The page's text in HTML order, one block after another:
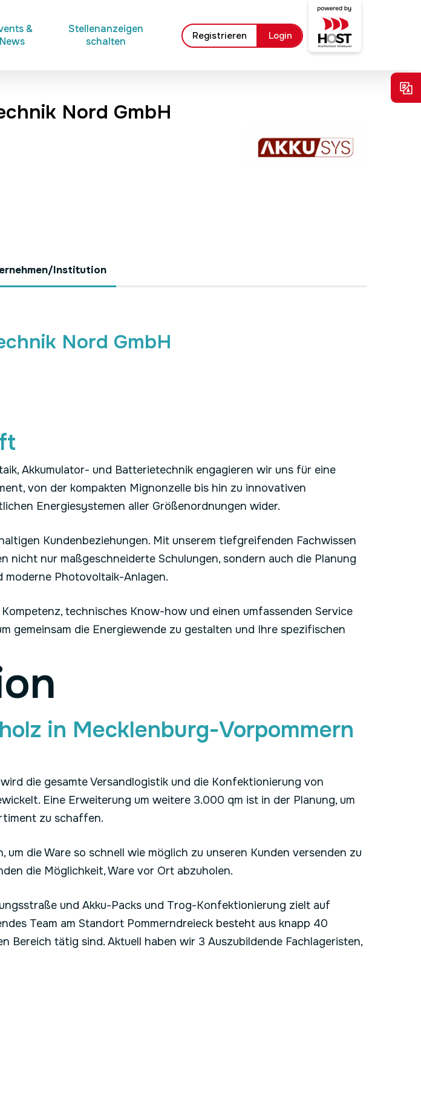
&
News
Stellenanzeigen
schalten
Registrieren Login
Nord GmbH
Institution
Nord GmbH
Akkumulator- und Batterietechnik engagieren wir uns für eine
von der kompakten Mignonzelle bis hin zu innovativen
Energiesystemen aller Größenordnungen wider.
Kundenbeziehungen. Mit unserem tiefgreifenden Fachwissen
nur maßgeschneiderte Schulungen, sondern auch die Planung
moderne Photovoltaik-Anlagen.
technisches Know-how und einen umfassenden Service
gemeinsam die Energiewende zu gestalten und Ihre spezifischen
in Mecklenburg-Vorpommern
die gesamte Versandlogistik und die Konfektionierung von
Eine Erweiterung um weitere 3.000 qm ist in der Planung, um
zu schaffen.
die Ware so schnell wie möglich zu unseren Kunden versenden zu
die Möglichkeit, Ware vor Ort abzuholen.
und Akku-Packs und Trog-Konfektionierung zielt auf
Team am Standort Pommerndreieck besteht aus knapp 40
Bereich tätig sind. Aktuell haben wir 3 Auszubildende Fachlageristen,